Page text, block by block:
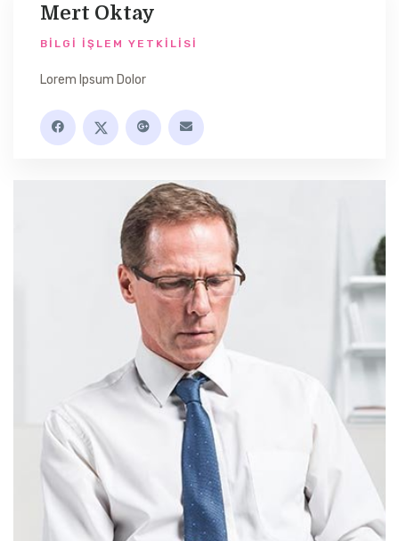
Mert Oktay
BILGI İŞLEM YETKILISI
Lorem Ipsum Dolor